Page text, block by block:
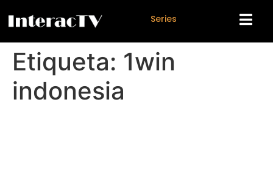
Series
Etiqueta: 1win
indonesia